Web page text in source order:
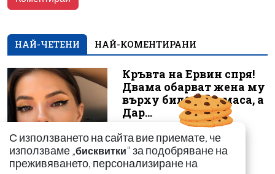
НАЙ-ЧЕТЕНИ НАЙ-КОМЕНТИРАНИ
Кръвта на Ервин спря!
Двама обарват жена му
върху билярдна маса, а
Дар...
С използването на сайта вие приемате, че
използваме „бисквитки" за подобряване на
преживяването, персонализиране на